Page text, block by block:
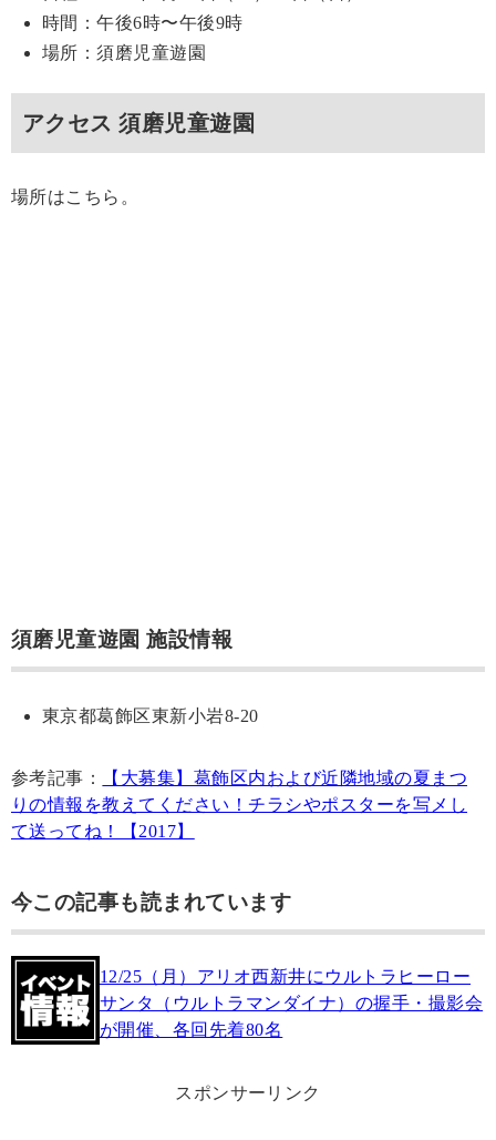
時間：午後6時〜午後9時
場所：須磨児童遊園
アクセス 須磨児童遊園
場所はこちら。
須磨児童遊園 施設情報
東京都葛飾区東新小岩8-20
参考記事：
【大募集】葛飾区内および近隣地域の夏まつ
りの情報を教えてください！チラシやポスターを写メし
て送ってね！【2017】
今この記事も読まれています
12/25（月）アリオ西新井にウルトラヒーロー
サンタ（ウルトラマンダイナ）の握手・撮影会
が開催、各回先着80名
スポンサーリンク